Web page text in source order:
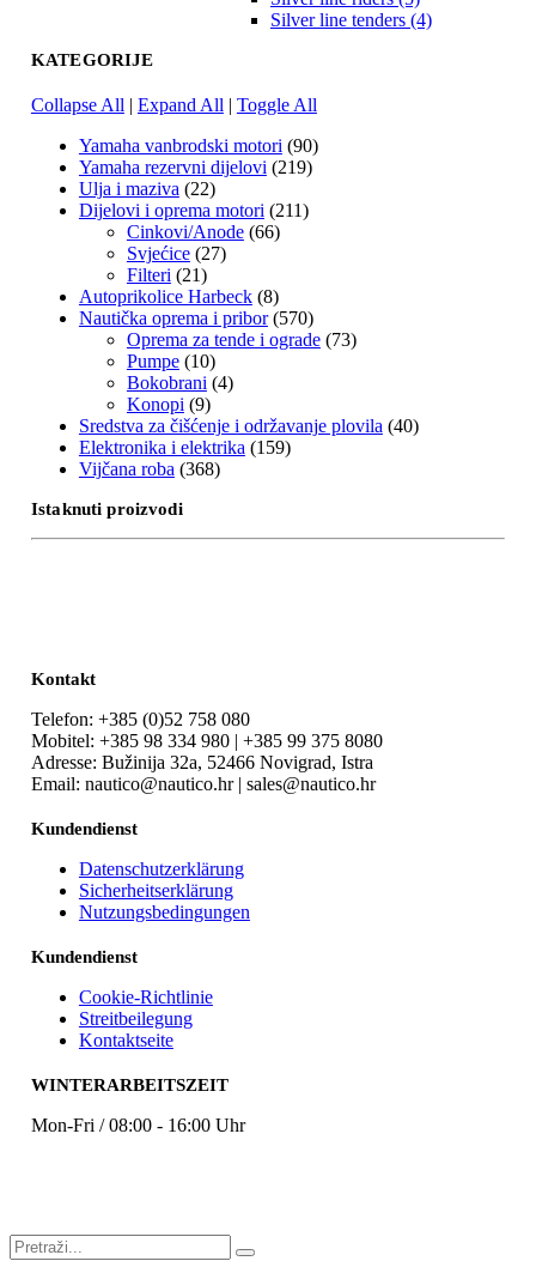
Silver line tenders (4)
KATEGORIJE
Collapse All | Expand All | Toggle All
Yamaha vanbrodski motori (90)
Yamaha rezervni dijelovi (219)
Ulja i maziva (22)
Dijelovi i oprema motori (211)
Cinkovi/Anode (66)
Svjećice (27)
Filteri (21)
Autoprikolice Harbeck (8)
Nautička oprema i pribor (570)
Oprema za tende i ograde (73)
Pumpe (10)
Bokobrani (4)
Konopi (9)
Sredstva za čišćenje i održavanje plovila (40)
Elektronika i elektrika (159)
Vijčana roba (368)
Istaknuti proizvodi
Kontakt
Telefon: +385 (0)52 758 080
Mobitel: +385 98 334 980 | +385 99 375 8080
Adresse: Bužinija 32a, 52466 Novigrad, Istra
Email: nautico@nautico.hr | sales@nautico.hr
Kundendienst
Datenschutzerklärung
Sicherheitserklärung
Nutzungsbedingungen
Kundendienst
Cookie-Richtlinie
Streitbeilegung
Kontaktseite
WINTERARBEITSZEIT
Mon-Fri / 08:00 - 16:00 Uhr